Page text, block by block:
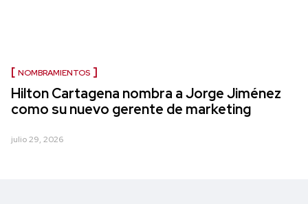
NOMBRAMIENTOS
Hilton Cartagena nombra a Jorge Jiménez
como su nuevo gerente de marketing
julio 29, 2026